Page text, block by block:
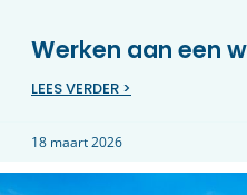
Werken aan een
LEES VERDER >
18 maart 2026